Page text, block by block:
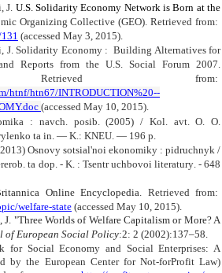
J. U.S. Solidarity Economy Network is Born at the
Organizing Collective (GEO) . Retrieved from:
(accessed May 3, 2015).
J. Solidarity Economy:Building Alternatives for
Reports from the U.S. Social Forum 2007
Retrieved from:
htnf/htn67/INTRODUCTION%20--
(accessed May 10, 2015).
: navch posib . (2005) / Kol avt.O .O
ta in . — K .: KNEU . — 196 p
Osnovy sotsial'noi ekonomiky : pidruchnyk /
.ta dop . - K. : Tsentr uchbovoi literatury. - 648
Online Encyclopedia . Retrieved from:
welfare-state (accessed May 10, 2015).
J. "Three Worlds of Welfare Capitalism or More? A
of European Social Policy:2: 2 (2002):137–58.
for Social Economy and Social Enterprises: A
by the European Center for Not-forProfit Law)